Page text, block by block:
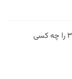
فیلتر در وقت اضافه؛ فوتبال ۳۶۰ را چه کسی